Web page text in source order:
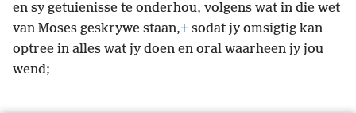
en sy getuienisse te onderhou, volgens wat in die wet
van Moses geskrywe staan,+ sodat jy omsigtig kan
optree in alles wat jy doen en oral waarheen jy jou
wend;